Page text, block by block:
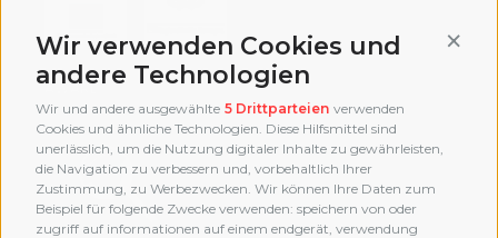
Wir verwenden Cookies und
andere Technologien
Wir und andere ausgewählte 5 Drittparteien verwenden
Cookies und ähnliche Technologien. Diese Hilfsmittel sind
unerlässlich, um die Nutzung digitaler Inhalte zu gewährleisten,
die Navigation zu verbessern und, vorbehaltlich Ihrer
Zustimmung, zu Werbezwecken. Wir können Ihre Daten zum
Beispiel für folgende Zwecke verwenden: speichern von oder
zugriff auf informationen auf einem endgerät, verwendung
AWARD